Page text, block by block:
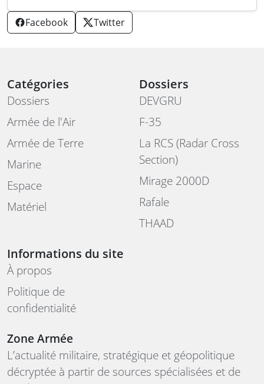
Facebook Twitter
Catégories
Dossiers
Armée de l'Air
Armée de Terre
Marine
Espace
Matériel
Dossiers
DEVGRU
F-35
La RCS (Radar Cross
Section)
Mirage 2000D
Rafale
THAAD
Informations du site
À propos
Politique de
confidentialité
Zone Armée
L’actualité militaire, stratégique et géopolitique
décryptée à partir de sources spécialisées et de